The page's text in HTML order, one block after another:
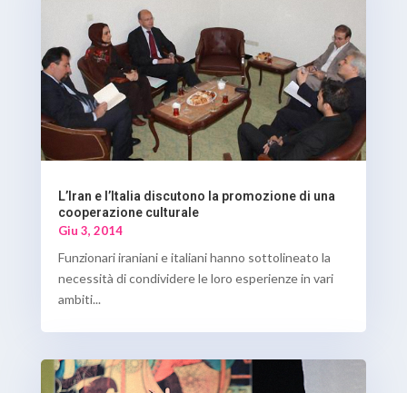
L’Iran e l’Italia discutono la promozione di una
cooperazione culturale
Giu 3, 2014
Funzionari iraniani e italiani hanno sottolineato la
necessità di condividere le loro esperienze in vari
ambiti...